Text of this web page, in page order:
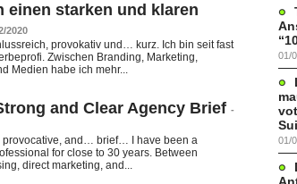
einen starken und klaren
2020
provokativ und… kurz. Ich bin seit fast
Zwischen Branding, Marketing,
Medien habe ich mehr...
and Clear Agency Brief -
provocative, and… brief… I have been a
for close to 30 years. Between
direct marketing, and...
01/
01/